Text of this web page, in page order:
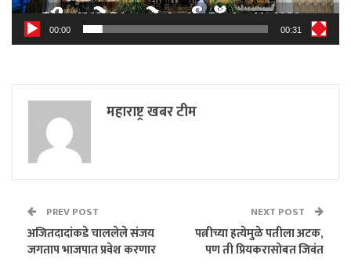
00:00 00:31
महाराष्ट्र खबर टीम
PREV POST
अजितदादांकडे चाललेले संजय
जगताप भाजपात प्रवेश करणार
NEXT POST
पत्नीच्या हत्येमुळे पतीला अटक,
पण ती प्रियकरासोबत जिवंत